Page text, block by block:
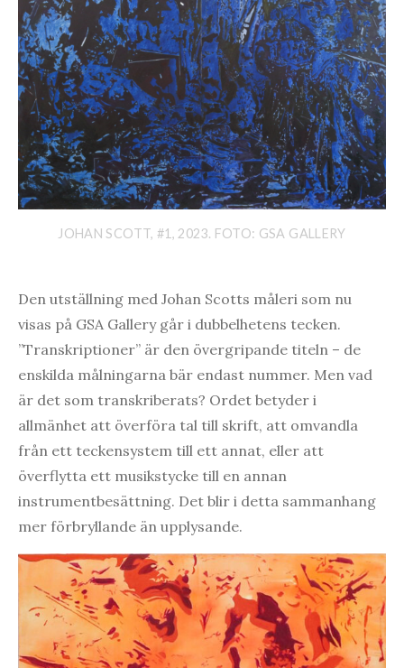
JOHAN SCOTT, #1, 2023. FOTO: GSA GALLERY
Den utställning med Johan Scotts måleri som nu
visas på GSA Gallery går i dubbelhetens tecken.
”Transkriptioner” är den övergripande titeln – de
enskilda målningarna bär endast nummer. Men vad
är det som transkriberats? Ordet betyder i
allmänhet att överföra tal till skrift, att omvandla
från ett teckensystem till ett annat, eller att
överflytta ett musikstycke till en annan
instrumentbesättning. Det blir i detta sammanhang
mer förbryllande än upplysande.